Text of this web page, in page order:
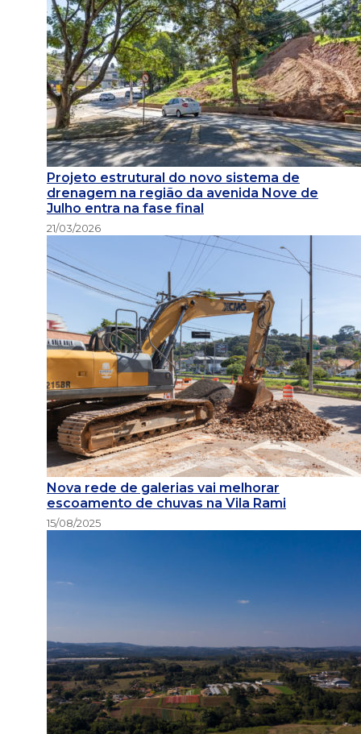
Projeto estrutural do novo sistema de
drenagem na região da avenida Nove de
Julho entra na fase final
21/03/2026
Nova rede de galerias vai melhorar
escoamento de chuvas na Vila Rami
15/08/2025